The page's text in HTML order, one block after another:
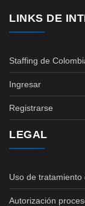
LINKS DE
Staffing de
Ingresar
Registrarse
LEGAL
Uso de
Autorización